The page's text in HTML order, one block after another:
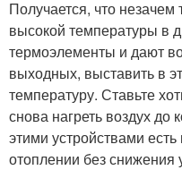
Получается, что
высокой температуры в
термоэлементы и дают
выходных, выставить в
температуру. Ставьте
снова нагреть воздух
этими устройствами
отоплении без снижения